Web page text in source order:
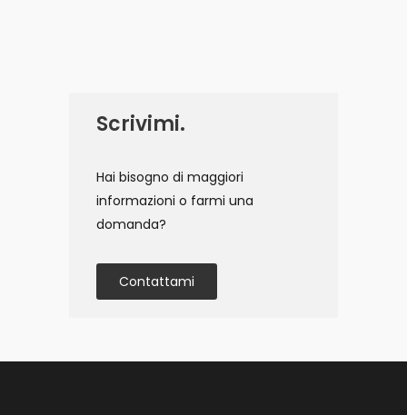
Scrivimi.
Hai bisogno di maggiori
informazioni o farmi una
domanda?
Contattami